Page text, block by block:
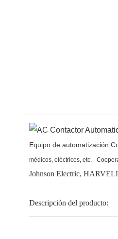
Equipo de automatización
médicos, eléctricos, etc.
Johnson Electric,
Descripción del producto: